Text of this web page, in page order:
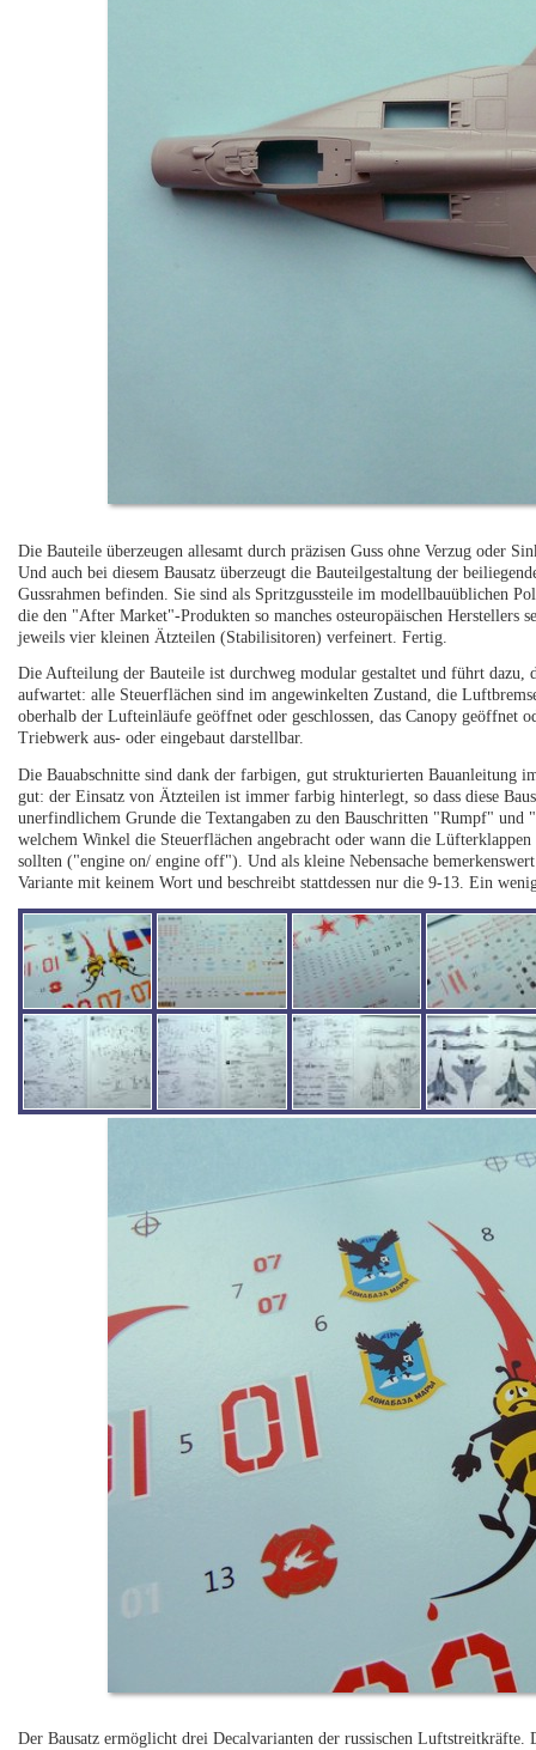
Die Bauteile überzeugen allesamt durch präzisen Guss ohne Verzug oder
Und auch bei diesem Bausatz überzeugt die Bauteilgestaltung der
Gussrahmen befinden. Sie sind als Spritzgussteile im modellbauüblichen
die den "After Market"-Produkten so manches osteuropäischen Herstellers
jeweils vier kleinen Ätzteilen (Stabilisitoren) verfeinert. Fertig.
Die Aufteilung der Bauteile ist durchweg modular gestaltet und führt dazu,
aufwartet: alle Steuerflächen sind im angewinkelten Zustand, die
oberhalb der Lufteinläufe geöffnet oder geschlossen, das Canopy geöffnet
Triebwerk aus- oder eingebaut darstellbar.
Die Bauabschnitte sind dank der farbigen, gut strukturierten Bauanleitung
gut: der Einsatz von Ätzteilen ist immer farbig hinterlegt, so dass diese
unerfindlichem Grunde die Textangaben zu den Bauschritten "Rumpf" und
welchem Winkel die Steuerflächen angebracht oder wann die
sollten ("engine on/ engine off"). Und als kleine Nebensache
Variante mit keinem Wort und beschreibt stattdessen nur die 9-13. Ein
Der Bausatz ermöglicht drei Decalvarianten der russischen Luftstreitkräfte.